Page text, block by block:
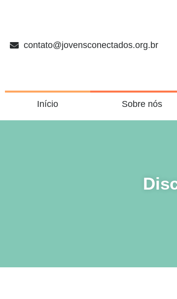
contato@jovensconectados.org.br
Início Sobre nós